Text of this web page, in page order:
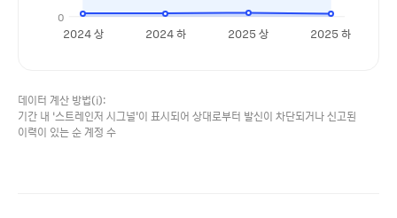
0
2024 상 2024 하 2025 상 2025 하
데이터 계산 방법(i):
기간 내 ‘스트레인저 시그널'이 표시되어 상대로부터 발신이 차단되거나 신고된
이력이 있는 순 계정 수